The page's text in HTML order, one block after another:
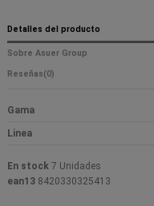
Detalles del producto
Sobre Asuer Group
Reseñas(0)
Gama
Linea
En stock 7 Unidades
ean13 8420330325413